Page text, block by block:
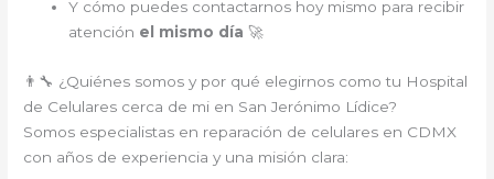
Y cómo puedes contactarnos hoy mismo para recibir
atención el mismo día 🚀
👨‍🔧 ¿Quiénes somos y por qué elegirnos como tu Hospital
de Celulares cerca de mi en San Jerónimo Lídice?
Somos especialistas en reparación de celulares en CDMX
con años de experiencia y una misión clara: